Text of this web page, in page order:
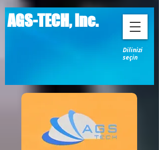
AGS-TECH, Inc.
Dilinizi
seçin